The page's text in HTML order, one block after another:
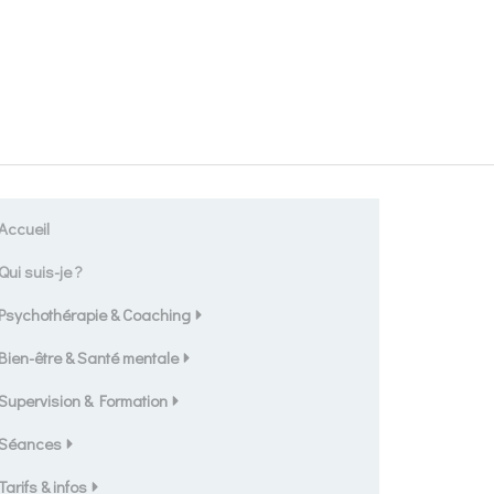
Qui suis-je ?
Psychothérapie & Coaching
Bien-être & Santé mentale
& Formation
& infos